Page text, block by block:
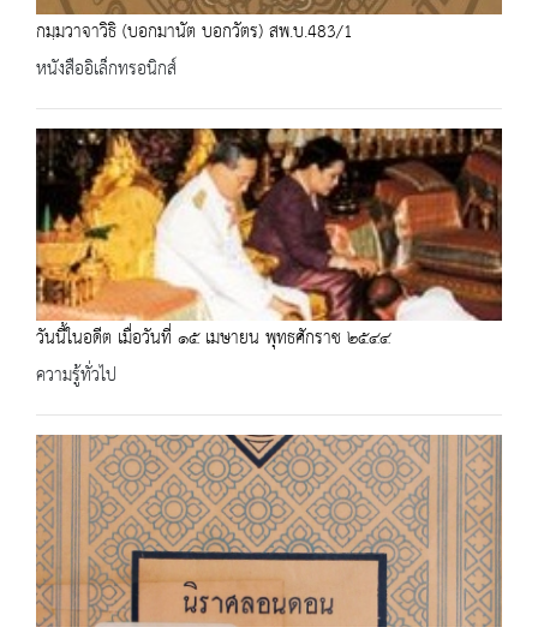
กมฺมวาจาวิธิ (บอกมานัต บอกวัตร) สพ.บ.483/1
หนังสืออิเล็กทรอนิกส์
วันนี้ในอดีต เมื่อวันที่ ๑๕ เมษายน พุทธศักราช ๒๕๔๔
ความรู้ทั่วไป